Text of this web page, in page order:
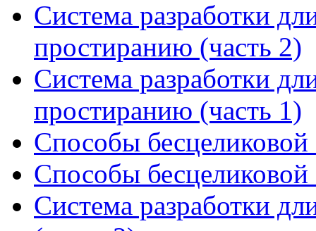
Система разработки
простиранию (часть 2)
Система разработки
простиранию (часть 1)
Способы
Способы
Система разработки